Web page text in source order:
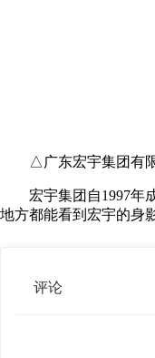
△广东宏宇集团有限
宏宇集团自1997年成
地方都能看到宏宇的身
评论